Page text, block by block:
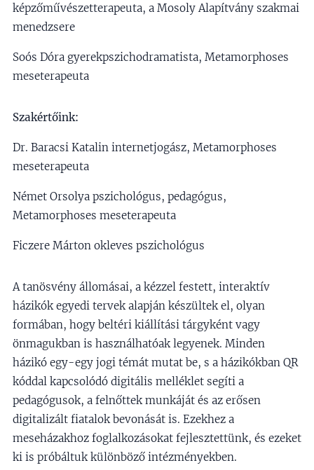
képzőművészetterapeuta, a Mosoly Alapítvány szakmai
menedzsere
Soós Dóra gyerekpszichodramatista, Metamorphoses
meseterapeuta
Szakértőink:
Dr. Baracsi Katalin internetjogász, Metamorphoses
meseterapeuta
Német Orsolya pszichológus, pedagógus,
Metamorphoses meseterapeuta
Ficzere Márton okleves pszichológus
A tanösvény állomásai, a kézzel festett, interaktív
házikók egyedi tervek alapján készültek el, olyan
formában, hogy beltéri kiállítási tárgyként vagy
önmagukban is használhatóak legyenek. Minden
házikó egy-egy jogi témát mutat be, s a házikókban QR
kóddal kapcsolódó digitális melléklet segíti a
pedagógusok, a felnőttek munkáját és az erősen
digitalizált fiatalok bevonását is. Ezekhez a
meseházakhoz foglalkozásokat fejlesztettünk, és ezeket
ki is próbáltuk különböző intézményekben.